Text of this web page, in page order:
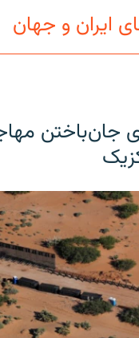
ایران و جهان
۱۰ برابری جان‌باختن